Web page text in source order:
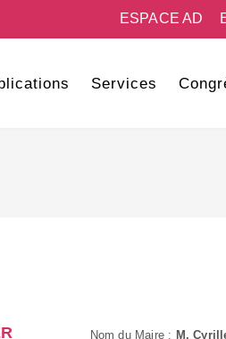
ESPACE AD
Services
Nom du Maire : M.